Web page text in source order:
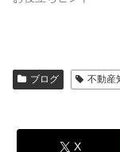
ブログ 不動産
X